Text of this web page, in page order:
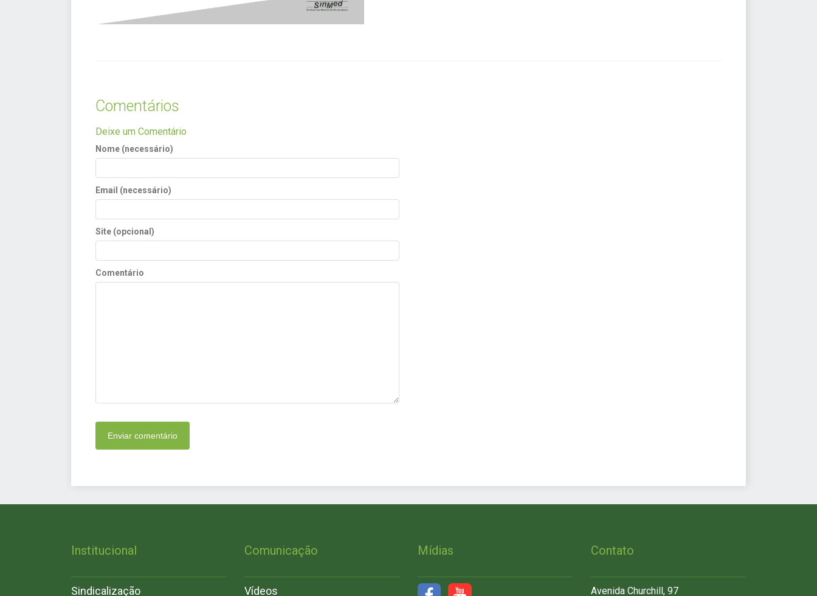
Comentários
Deixe um Comentário
Nome (necessário)
Email (necessário)
Site (opcional)
Comentário
Institucional
Sindicalização
Comunicação
Vídeos
Mídias Contato
Avenida Churchill, 97